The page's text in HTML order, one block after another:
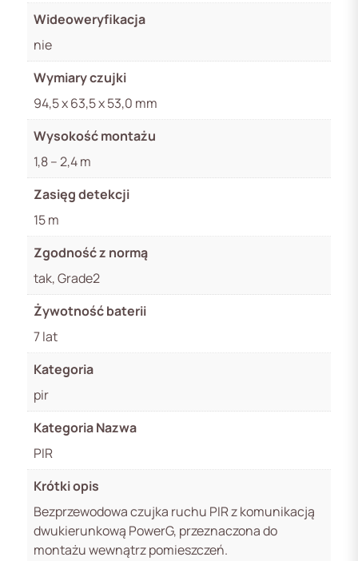
Wideoweryfikacja
nie
Wymiary czujki
94,5 x 63,5 x 53,0 mm
Wysokość montażu
1,8 – 2,4 m
Zasięg detekcji
15 m
Zgodność z normą
tak, Grade2
Żywotność baterii
7 lat
Kategoria
pir
Kategoria Nazwa
PIR
Krótki opis
Bezprzewodowa czujka ruchu PIR z komunikacją
dwukierunkową PowerG, przeznaczona do
montażu wewnątrz pomieszczeń.